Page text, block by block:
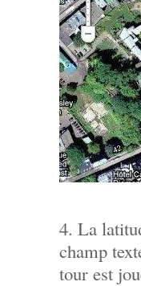
4. La
champ
tour est